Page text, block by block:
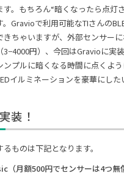
す。もちろん“暗くなったら点灯
Gravioで利用可能なTIさんの
きちゃいますが、外部センサー
3−4000円）、今回はGravioに実
ンプルに暗くなる時間に点くよ
イルミネーションを豪華にした
装！
ものは下記となります。
（月額500円でセンサーは4つ無